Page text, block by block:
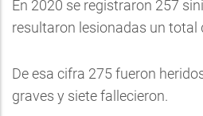
En 2020 se registraron 257
resultaron lesionadas un total
De esa cifra 275 fueron
graves y siete fallecieron.